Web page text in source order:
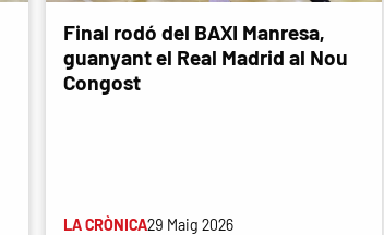
Final rodó del BAXI Manresa,
guanyant el Real Madrid al Nou
Congost
LA CRÒNICA29 Maig 2026